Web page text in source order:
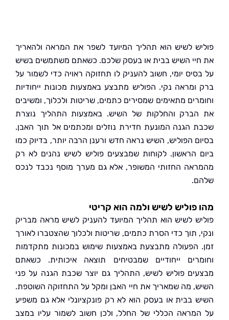
לשיש הוא תהליך המיועד לשפר את המראה ולהאריך
השיש בבית או בעסק שלכם. כשאתם משתמשים בשיש
יומי, חשוב להעניק לו תחזוקה ראויה כדי לשמור על
נקי. הפוליש מתבצע באמצעות מכונות ייחודיות
מתאימים שמסירים כתמים, שריטות ולכלוך, ומשיבים
והחלקות של השיש. באמצעות התהליך נוצרת
הגנה המונעת חדירת נוזלים ומכתמים אל תוך האבן.
הפוליש, השיש נראה חדש ורענן הרבה יותר, בדיוק כמו
הראשון. לקוחות שמבצעים פוליש לשיש נהנים לא רק
החזותי המשופר, אלא גם מערך מוסף נכבד לנכס
פוליש לשיש ולמה הוא קריטי
לשיש הוא תהליך המיועד להעניק לשיש מראה מבריק
תוך כדי הסרת כתמים, שריטות ולכלוך שהצטברו לאורך
הפעולה מתבצעת באמצעות שימוש במכונות מתקדמות
ייחודיים שמבטיחים תוצאה איכותית. כשאתם
פוליש לשיש, התהליך גם יוצר שכבת הגנה על פני
מה שמאריך את חיי האבן ומקל על התחזוקה השוטפת.
בבית או בעסק הוא לא רק פונקציונלי אלא גם משפיע
הכללי של החלל, ולכן חשוב לשמור עליו במצב